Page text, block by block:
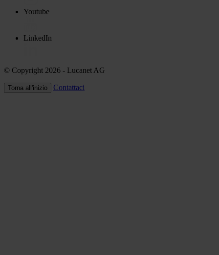
Youtube
LinkedIn
© Copyright 2026 - Lucanet AG
Torna all'inizio Contattaci